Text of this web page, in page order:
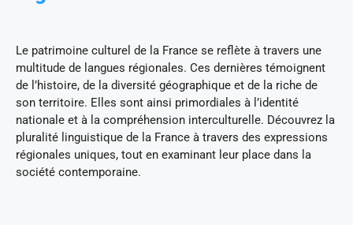
Le patrimoine culturel de la France se reflète à travers une
multitude de langues régionales. Ces dernières témoignent
de l’histoire, de la diversité géographique et de la riche de
son territoire. Elles sont ainsi primordiales à l’identité
nationale et à la compréhension interculturelle. Découvrez la
pluralité linguistique de la France à travers des expressions
régionales uniques, tout en examinant leur place dans la
société contemporaine.